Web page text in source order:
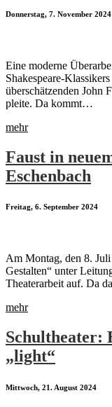
Donnerstag, 7. November 2024
Eine moderne
Shakespeare-
überschätzenden John
pleite. Da kommt…
mehr
Faust in
Eschenbach
Freitag, 6. September 2024
Am Montag, den 8. Juli
Gestalten“ unter
Theaterarbeit auf. Da
mehr
Schultheater:
„light“
Mittwoch, 21. August 2024